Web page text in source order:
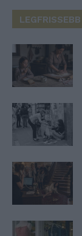
LEGFRISSEBB